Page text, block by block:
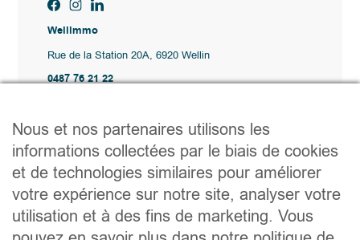
Wellimmo
Rue de la Station 20A, 6920 Wellin
0487 76 21 22
Acheter
Louer
Vendre
Contact
Liens utiles
Nous et nos partenaires utilisons les
informations collectées par le biais de cookies
et de technologies similaires pour améliorer
votre expérience sur notre site, analyser votre
utilisation et à des fins de marketing. Vous